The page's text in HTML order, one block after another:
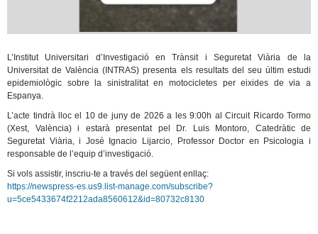
L’Institut Universitari d’Investigació en Trànsit i Seguretat Viària de la
Universitat de València (INTRAS) presenta els resultats del seu últim estudi
epidemiològic sobre la sinistralitat en motocicletes per eixides de via a
Espanya.
L’acte tindrà lloc el 10 de juny de 2026 a les 9:00h al Circuit Ricardo Tormo
(Xest, València) i estarà presentat pel Dr. Luis Montoro, Catedràtic de
Seguretat Viària, i José Ignacio Lijarcio, Professor Doctor en Psicologia i
responsable de l’equip d’investigació.
Si vols assistir, inscriu-te a través del següent enllaç:
https://newspress-es.us9.list-manage.com/subscribe?
u=5ce5433674f2212ada8560612&id=80732c8130